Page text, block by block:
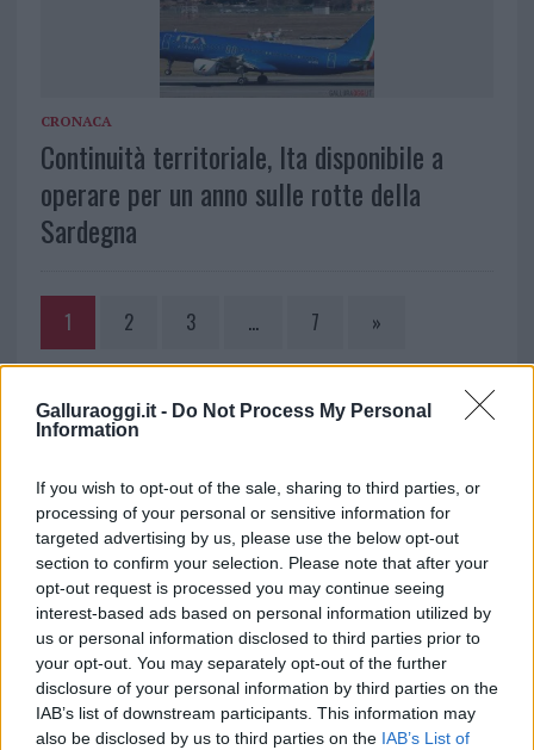
Galluraoggi.it - Do Not Process My Personal
Information
If you wish to opt-out of the sale, sharing to third parties, or
processing of your personal or sensitive information for
targeted advertising by us, please use the below opt-out
section to confirm your selection. Please note that after your
opt-out request is processed you may continue seeing
interest-based ads based on personal information utilized by
us or personal information disclosed to third parties prior to
your opt-out. You may separately opt-out of the further
disclosure of your personal information by third parties on the
IAB’s list of downstream participants. This information may
also be disclosed by us to third parties on the IAB’s List of
CRONACA
Continuità territoriale, Ita disponibile a
operare per un anno sulle rotte della
Sardegna
1 2 3 … 7 »
NOTIZIE RECENTI
Santa Teresa Gallura, nuove regole per la
raccolta differenziata
Robbie Williams incanta il gala del Big Art
Festival al Romazzino
Maxi piano tra Smeralda Holding e il Comune di
Arzachena